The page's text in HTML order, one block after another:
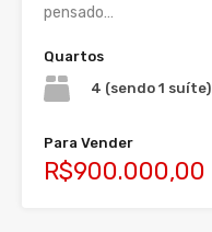
pensado…
Quartos
4 (sendo 1 suíte)
Para Vender
R$900.000,00